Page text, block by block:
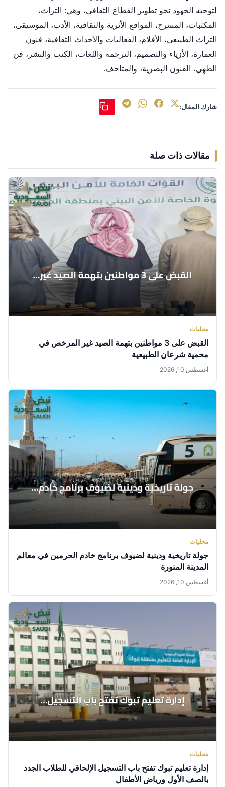
لتوجيه الجهود نحو تطوير القطاع الثقافي، وهي: التراث،
المكتبات، المسرح، المواقع الأثرية والثقافية، الأدب، الموسيقى،
التراث الطبيعي، الأفلام، الفعاليات والأحداث الثقافية، فنون
العمارة، الأزياء والتصميم، الترجمة واللغات، الكتب والنشر، فن
الطهي، الفنون البصرية، والمتاحف.
شارك المقال:
مقالات ذات صلة
محليات
القبض على 3 مواطنين بتهمة الصيد غير المرخص في
محمية شرعان الطبيعية
أغسطس 10, 2026
محليات
جولة تاريخية ودينية لضيوف برنامج خادم الحرمين في معالم
المدينة المنورة
أغسطس 10, 2026
محليات
إدارة تعليم تبوك تفتح باب التسجيل الإلحاقي للطلاب الجدد
بالصف الأول ورياض الأطفال